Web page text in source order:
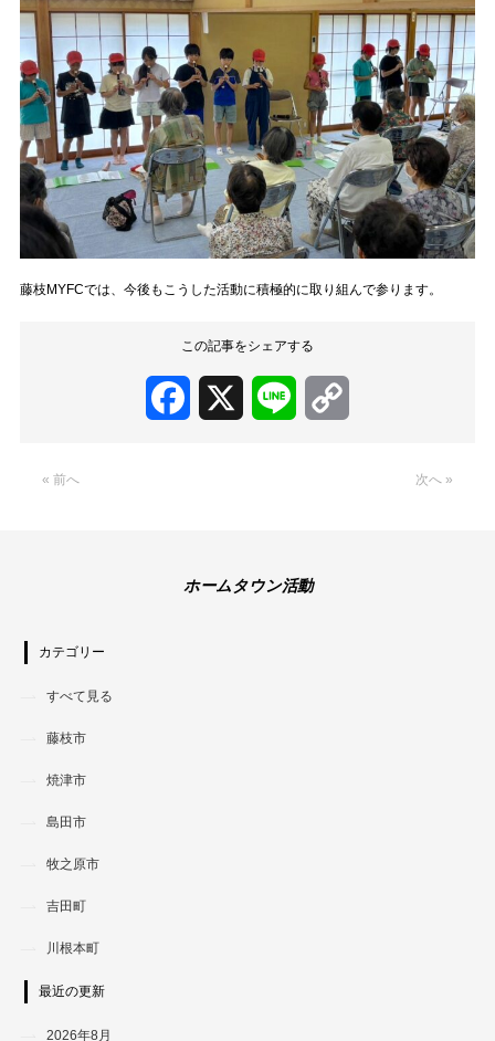
藤枝MYFCでは、今後もこうした活動に積極的に取り組んで参ります。
この記事をシェアする
Facebook Line
« 前へ 次へ »
ホームタウン活動
カテゴリー
すべて見る
藤枝市
焼津市
島田市
牧之原市
吉田町
川根本町
最近の更新
2026年8月